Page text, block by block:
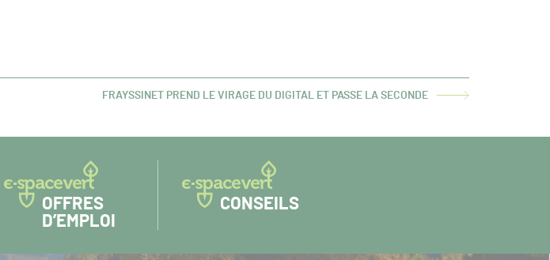
ARTICLE
FRAYSSINET PREND LE VIRAGE DU DIGITAL ET PASSE LA SECONDE
OFFRES
D’EMPLOI
CONSEILS